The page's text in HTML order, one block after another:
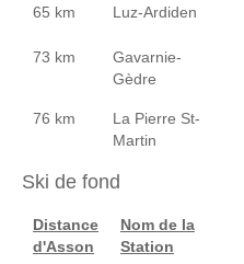
65 km Luz-Ardiden
73 km
Gavarnie-
Gèdre
76 km
La Pierre St-
Martin
Ski de fond
Distance
d'Asson
Nom de la
Station